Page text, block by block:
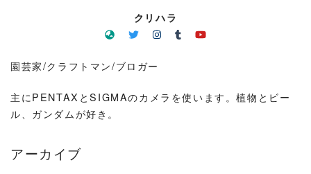
クリハラ
園芸家/クラフトマン/ブロガー
主にPENTAXとSIGMAのカメラを使います。植物とビー
ル、ガンダムが好き。
アーカイブ